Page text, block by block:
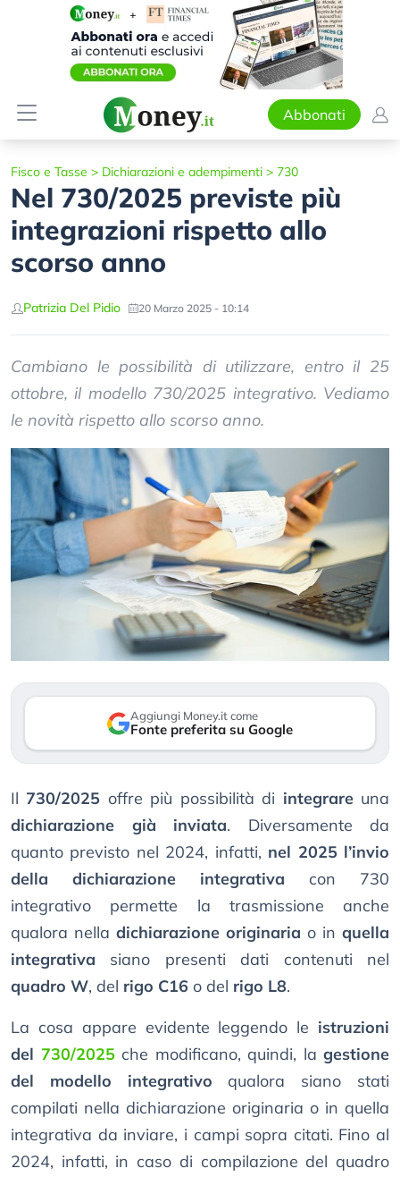
Abbonati
Fisco e Tasse > Dichiarazioni e adempimenti > 730
Nel 730/2025 previste più
integrazioni rispetto allo
scorso anno
Patrizia Del Pidio 20 Marzo 2025 - 10:14
Cambiano le possibilità di utilizzare, entro il 25
ottobre, il modello 730/2025 integrativo. Vediamo
le novità rispetto allo scorso anno.
Aggiungi Money.it come
Fonte preferita su Google
Il 730/2025 offre più possibilità di integrareuna
dichiarazione già inviata. Diversamente da
quanto previsto nel 2024, infatti, nel 2025 l’invio
della dichiarazione integrativa con 730
integrativo permette la trasmissione anche
qualora nella dichiarazione originaria o in quella
integrativa siano presenti dati contenuti nel
quadro W, del rigo C16 o del rigo L8.
La cosa appare evidente leggendo le istruzioni
del 730/2025che modificano, quindi, la gestione
del modello integrativo qualora siano stati
compilati nella dichiarazione originaria o in quella
integrativa da inviare, i campi sopra citati. Fino al
2024, infatti, in caso di compilazione del quadro